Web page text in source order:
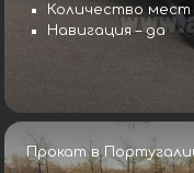
Количество мест
Навигация – да
Прокат в